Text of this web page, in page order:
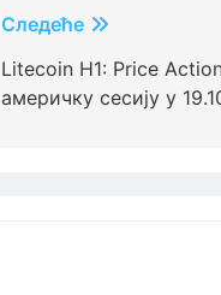
Следеће
Litecoin H1: Price
америчку сесију у